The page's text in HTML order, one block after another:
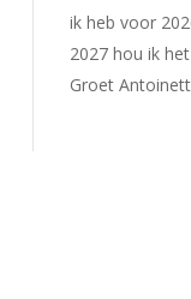
ik heb voor
2027 hou ik
Groet